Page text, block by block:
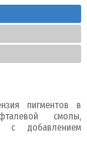
пигментов в
смолы,
с добавлением